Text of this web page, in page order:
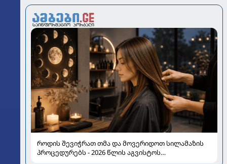
როდის შევიჭრათ თმა და მოვერიდოთ სილამაზის
პროცედურებს - 2026 წლის აგვისტოს